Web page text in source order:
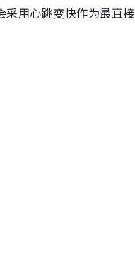
采用心跳变快作为最直接